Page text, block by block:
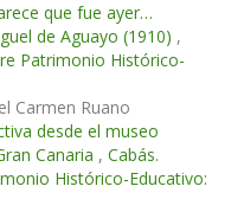
que fue ayer…
de Aguayo (1910) ,
Patrimonio Histórico-
Carmen Ruano
desde el museo
Canaria , Cabás.
Histórico-Educativo: